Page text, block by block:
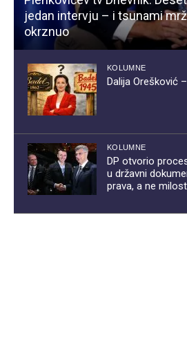
jedan intervju – i tsunami
okrznuo
KOLUMNE
Dalija Orešković
KOLUMNE
DP otvorio
u državni
prava, a ne milost